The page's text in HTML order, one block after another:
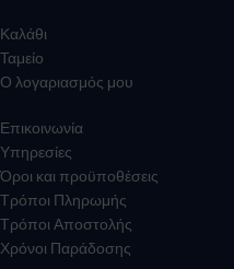
Καλάθι
Ταμείο
Ο λογαριασμός μου
Επικοινωνία
Υπηρεσίες
Όροι και προϋποθέσεις
Τρόποι Πληρωμής
Τρόποι Αποστολής
Χρόνοι Παράδοσης